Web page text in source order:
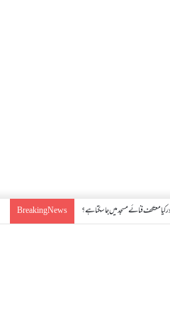
Breaking News معتکف فنائے مسجد میں جا سکتا ہے؟